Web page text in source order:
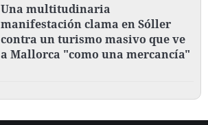
Una multitudinaria
manifestación clama en Sóller
contra un turismo masivo que ve
a Mallorca "como una mercancía"